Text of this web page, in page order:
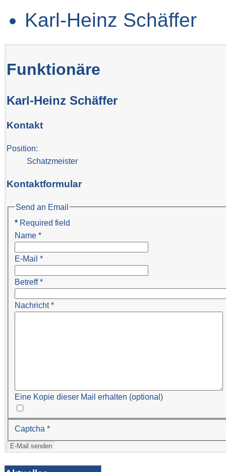
Karl-Heinz Schäffer
Funktionäre
Karl-Heinz Schäffer
Kontakt
Position:
Schatzmeister
Kontaktformular
Send an Email
* Required field
Name *
E-Mail *
Betreff*
Nachricht*
Eine Kopie dieser Mail erhalten (optional)
Captcha *
E-Mail senden